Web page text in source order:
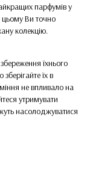
парфумів у
цьому Ви точно
колекцію.
їхнього
їх в
не впливало на
утримувати
насолоджуватися